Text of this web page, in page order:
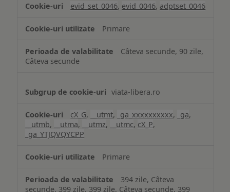
evid_set_0046, evid_0046, adptset_0046
Primare
Câteva secunde, 90 zile,
Câteva secunde
viata-libera.ro
cX_G, __utmt, _ga_xxxxxxxxxx, _ga,
__utmb, __utma, __utmz, __utmc, cX_P,
_ga_YTJQVQYCPP
Primare
394 zile, Câteva
secunde, 399 zile, 399 zile, Câteva secunde, 399